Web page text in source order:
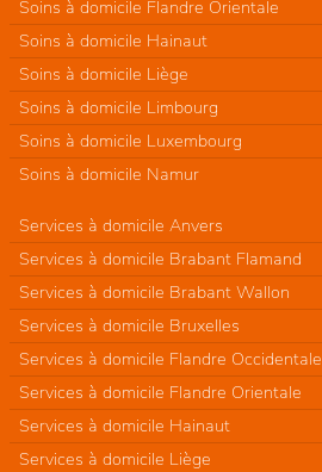
Soins à domicile Flandre Orientale
Soins à domicile Hainaut
Soins à domicile Liège
Soins à domicile Limbourg
Soins à domicile Luxembourg
Soins à domicile Namur
Services à domicile Anvers
Services à domicile Brabant Flamand
Services à domicile Brabant Wallon
Services à domicile Bruxelles
Services à domicile Flandre Occidentale
Services à domicile Flandre Orientale
Services à domicile Hainaut
Services à domicile Liège